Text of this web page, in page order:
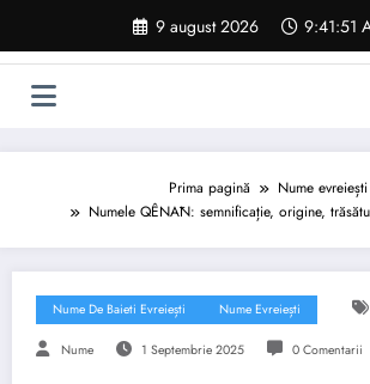
conținut
9 august 2026 9:41:52
Prima pagină
Nume evreiești
Numele QÊNĀN: semnificație, origine,
Nume De Baieti Evreiești Nume Evreiești
Nume 1 Septembrie 2025 0 Comentarii